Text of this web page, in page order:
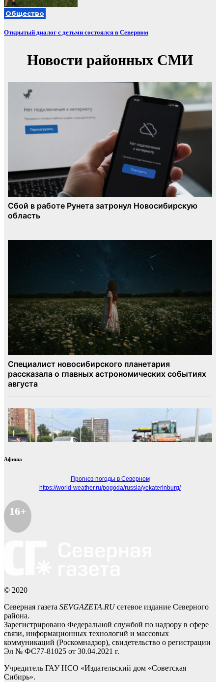
Общество
Открытый диалог с детьми состоялся в Северном
Афиша
Прогноз погоды в Северном
https://world-weather.ru/pogoda/russia/yekaterinburg/
16+
© 2020
Северная газета SEVGAZETA.RUсетевое издание Северного
района.
Зарегистрировано Федеральной службой по надзору в сфере
связи, информационных технологий и массовых
коммуникаций (Роскомнадзор), свидетельство о регистрации
Эл № ФС77-81025 от 30.04.2021 г.
Учредитель ГАУ НСО «Издательский дом «Советская
Сибирь».